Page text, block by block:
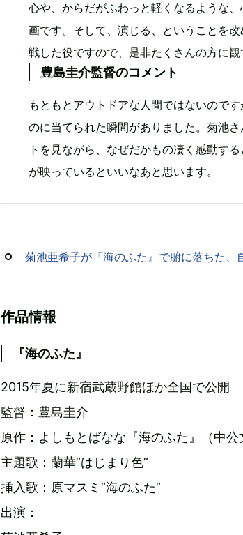
心や、からだがふわっと軽くなるような
画です。そして、演じる、ということを
戦した役ですので、是非たくさんの方に観
豊島圭介監督のコメント
もともとアウトドアな人間ではないので
のに当てられた瞬間がありました。菊池
トを見ながら、なぜだかもの凄く感動す
が映っているといいなあと思います。
菊池亜希子が『海のふた』で腑に落ちた、
作品情報
『海のふた』
2015年夏に新宿武蔵野館ほか全国で公開
監督：豊島圭介
原作：よしもとばなな『海のふた』（中公
主題歌：蘭華“はじまり色”
挿入歌：原マスミ“海のふた”
出演：